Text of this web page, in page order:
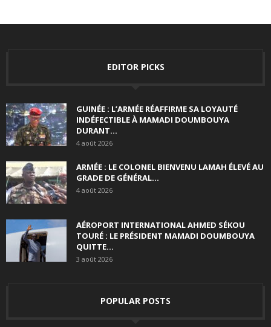
EDITOR PICKS
GUINÉE : L’ARMÉE RÉAFFIRME SA LOYAUTÉ
INDÉFECTIBLE À MAMADI DOUMBOUYA
DURANT...
4 août 2026
ARMÉE : LE COLONEL BIENVENU LAMAH ÉLEVÉ AU
GRADE DE GÉNÉRAL...
4 août 2026
AÉROPORT INTERNATIONAL AHMED SÉKOU
TOURÉ : LE PRÉSIDENT MAMADI DOUMBOUYA
QUITTE...
3 août 2026
POPULAR POSTS